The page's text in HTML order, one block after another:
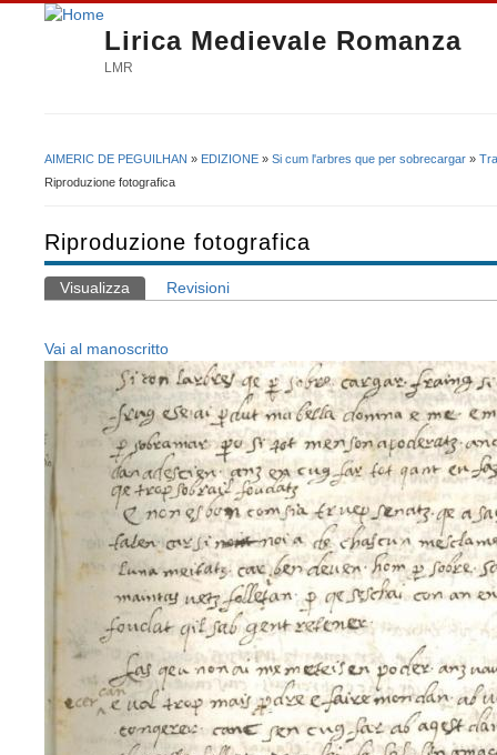
Lirica Medievale Romanza
LMR
Tu sei qui
AIMERIC DE PEGUILHAN » EDIZIONE » Si cum l'arbres que per sobrecargar »
Riproduzione fotografica
Riproduzione fotografica
Schede primarie
Visualizza (scheda attiva)
Revisioni
Vai al manoscritto